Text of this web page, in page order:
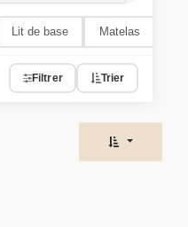
Lit de base Matelas
Filtrer Trier